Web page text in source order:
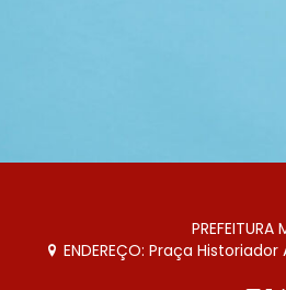
ENDEREÇO: Praça